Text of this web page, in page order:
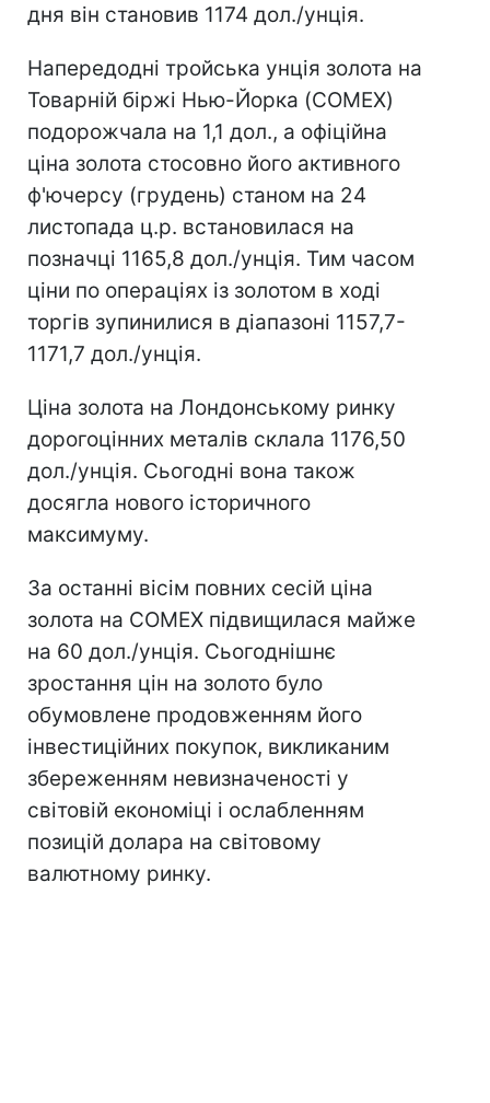
дня він становив 1174 дол./унція.
Напередодні тройська унція золота на
Товарній біржі Нью-Йорка (COMEX)
подорожчала на 1,1 дол., а офіційна
ціна золота стосовно його активного
ф'ючерсу (грудень) станом на 24
листопада ц.р. встановилася на
позначці 1165,8 дол./унція. Тим часом
ціни по операціях із золотом в ході
торгів зупинилися в діапазоні 1157,7-
1171,7 дол./унція.
Ціна золота на Лондонському ринку
дорогоцінних металів склала 1176,50
дол./унція. Сьогодні вона також
досягла нового історичного
максимуму.
За останні вісім повних сесій ціна
золота на COMEX підвищилася майже
на 60 дол./унція. Сьогоднішнє
зростання цін на золото було
обумовлене продовженням його
інвестиційних покупок, викликаним
збереженням невизначеності у
світовій економіці і ослабленням
позицій долара на світовому
валютному ринку.